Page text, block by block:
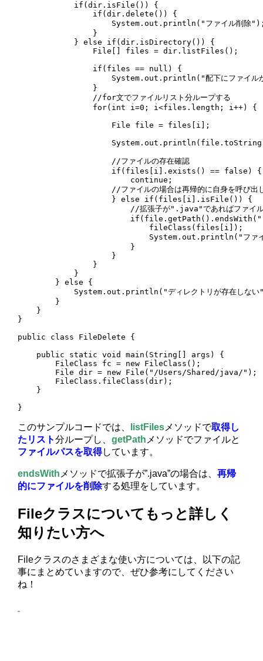
            if(dir.isFile()) {
                if(dir.delete()) {
System.out.println("ファイル削除
                }
            } else if(dir.isDirectory()) {
                File[] files = dir.listFiles();
                if(files == null) {
System.out.println("配下にファイル
                }
                //for文でファイルリスト分ループする
                for(int i=0; i<files.length; i++) {
                    File file = files[i];
                    //ファイルの存在確認
                    if(files[i].exists() == false) {
                        continue;
//ファイルの場合は再帰的に自身を呼び出
                    } else if(files[i].isFile()) {
//拡張子が".java"であればファイ
                            fileClass(files[i]);
System.out.println("ファ
                        }
                    }
                }
            }
        } else {
System.out.println("ディレクトリが存在しない
        }
    }
}
public class FileDelete {
    public static void main(String[] args) {
        FileClass fc = new FileClass();
        File dir = new File("/Users/Shared/java/");
        FileClass.fileClass(dir);
    }
}
このサンプルコードでは、 listFilesメソッドで取得し
たリスト分ループし、getPathメソッドでファイルと
ファイルパスを取得しています。
endsWithメソッドで拡張子が”.java”の場合は、再帰
的にファイルを削除する処理をしています。
Fileクラスについてもっと詳しく
知りたい方へ
Fileクラスのさまざまな使い方については、以下の記
事にまとめていますので、ぜひ参考にしてください
ね！